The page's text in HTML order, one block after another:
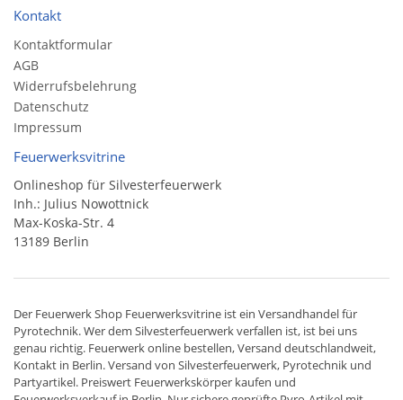
Kontakt
Kontaktformular
AGB
Widerrufsbelehrung
Datenschutz
Impressum
Feuerwerksvitrine
Onlineshop für Silvesterfeuerwerk
Inh.: Julius Nowottnick
Max-Koska-Str. 4
13189 Berlin
Der Feuerwerk Shop Feuerwerksvitrine ist ein Versandhandelfür
Pyrotechnik. Wer dem Silvesterfeuerwerk verfallen ist, ist bei uns
genau richtig. Feuerwerk online bestellen,Versand deutschlandweit,
Kontakt in Berlin. Versand von Silvesterfeuerwerk, Pyrotechnik und
Partyartikel. Preiswert Feuerwerkskörper kaufen und